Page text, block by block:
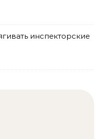
инспекторские